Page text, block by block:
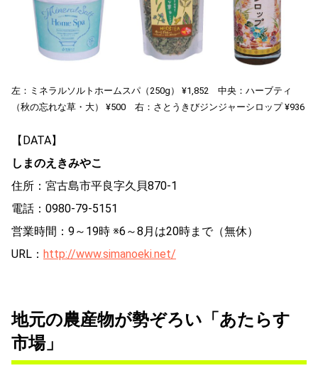
左：ミネラルソルトホームスパ（250g） ¥1,852 中央：ハーブティ
（秋の忘れな草・大） ¥500 右：さとうきびジンジャーシロップ ¥936
【DATA】
しまのえきみやこ
住所：宮古島市平良字久貝870-1
電話：0980-79-5151
営業時間：9～19時 ※6～8月は20時まで（無休）
URL： http://www.simanoeki.net/
地元の農産物が勢ぞろい「あたらす
市場」